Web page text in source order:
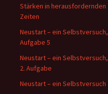
Stärken in herausfordernden
Zeiten
Neustart – ein Selbstversuch,
Aufgabe 5
Neustart – ein Selbstversuch,
2. Aufgabe
Neustart – ein Selbstversuch